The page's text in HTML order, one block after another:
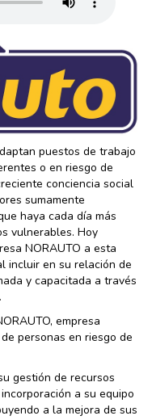
puestos de trabajo
o en riesgo de
conciencia social
sumamente
haya cada día más
vulnerables. Hoy
NORAUTO a esta
incluir en su relación de
y capacitada a través
empresa
personas en riesgo de
gestión de recursos
a su equipo
a la mejora de sus